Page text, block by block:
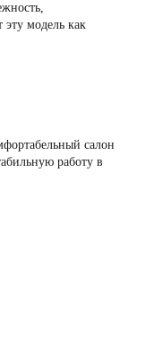
модель как
салон
работу в